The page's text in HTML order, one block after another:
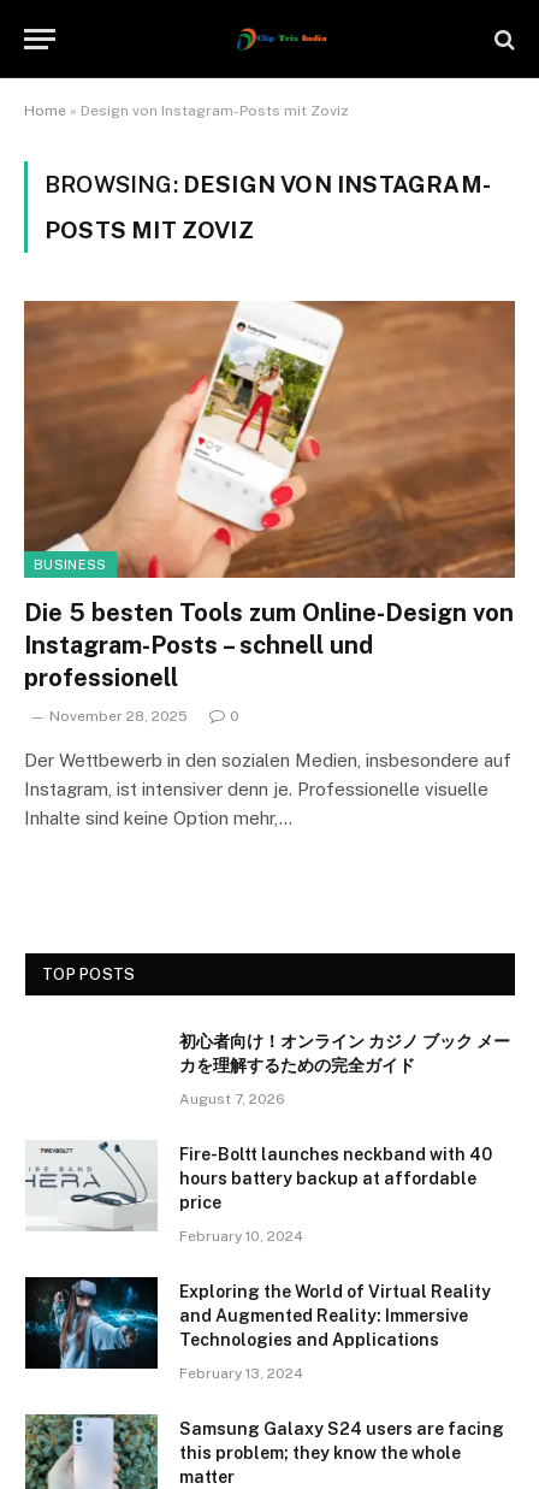
Home » Design von Instagram-Posts mit Zoviz
BROWSING: DESIGN VON INSTAGRAM-
POSTS MIT ZOVIZ
BUSINESS
Die 5 besten Tools zum Online-Design von
Instagram-Posts – schnell und
professionell
November 28, 2025 0
Der Wettbewerb in den sozialen Medien, insbesondere auf
Instagram, ist intensiver denn je. Professionelle visuelle
Inhalte sind keine Option mehr,…
TOP POSTS
初心者向け！オンライン カジノ ブック メー
カを理解するための完全ガイド
August 7, 2026
Fire-Boltt launches neckband with 40
hours battery backup at affordable
price
February 10, 2024
Exploring the World of Virtual Reality
and Augmented Reality: Immersive
Technologies and Applications
February 13, 2024
Samsung Galaxy S24 users are facing
this problem; they know the whole
matter